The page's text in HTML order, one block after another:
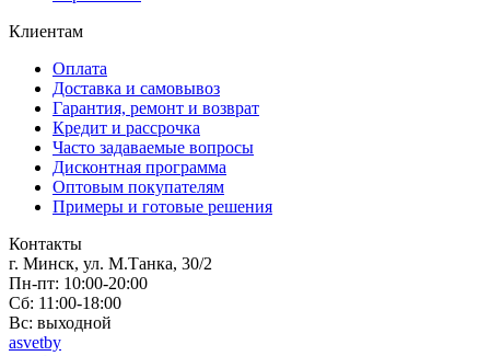
Клиентам
Оплата
Доставка и самовывоз
Гарантия, ремонт и возврат
Кредит и рассрочка
Часто задаваемые вопросы
Дисконтная программа
Оптовым покупателям
Примеры и готовые решения
Контакты
г. Минск, ул. М.Танка, 30/2
Пн-пт: 10:00-20:00
Сб: 11:00-18:00
Вс: выходной
asvetby